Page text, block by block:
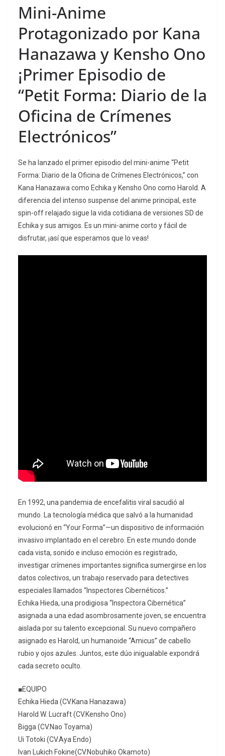
Mini-Anime
Protagonizado por Kana
Hanazawa y Kensho Ono
¡Primer Episodio de
“Petit Forma: Diario de la
Oficina de Crímenes
Electrónicos”
Se ha lanzado el primer episodio del mini-anime “Petit
Forma: Diario de la Oficina de Crímenes Electrónicos,” con
Kana Hanazawa como Echika y Kensho Ono como Harold. A
diferencia del intenso suspense del anime principal, este
spin-off relajado sigue la vida cotidiana de versiones SD de
Echika y sus amigos. Es un mini-anime corto y fácil de
disfrutar, ¡así que esperamos que lo veas!
En 1992, una pandemia de encefalitis viral sacudió al
mundo. La tecnología médica que salvó a la humanidad
evolucionó en “Your Forma”—un dispositivo de información
invasivo implantado en el cerebro. En este mundo donde
cada vista, sonido e incluso emoción es registrado,
investigar crímenes importantes significa sumergirse en los
datos colectivos, un trabajo reservado para detectives
especiales llamados “Inspectores Cibernéticos.”
Echika Hieda, una prodigiosa “Inspectora Cibernética”
asignada a una edad asombrosamente joven, se encuentra
aislada por su talento excepcional. Su nuevo compañero
asignado es Harold, un humanoide “Amicus” de cabello
rubio y ojos azules. Juntos, este dúo inigualable expondrá
cada secreto oculto.
■EQUIPO
Echika Hieda (CV.Kana Hanazawa)
Harold W. Lucraft (CV.Kensho Ono)
Bigga (CV.Nao Toyama)
Ui Totoki (CV.Aya Endo)
Ivan Lukich Fokine(CV.Nobuhiko Okamoto)